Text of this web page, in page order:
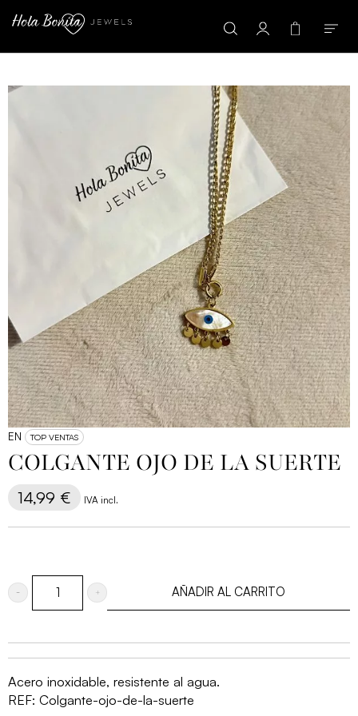
EN TOP VENTAS
COLGANTE OJO DE LA SUERTE
14,99 € IVA incl.
Colgante
de
suerte
AÑADIR AL CARRITO
Acero inoxidable, resistente al agua.
REF: Colgante-ojo-de-la-suerte